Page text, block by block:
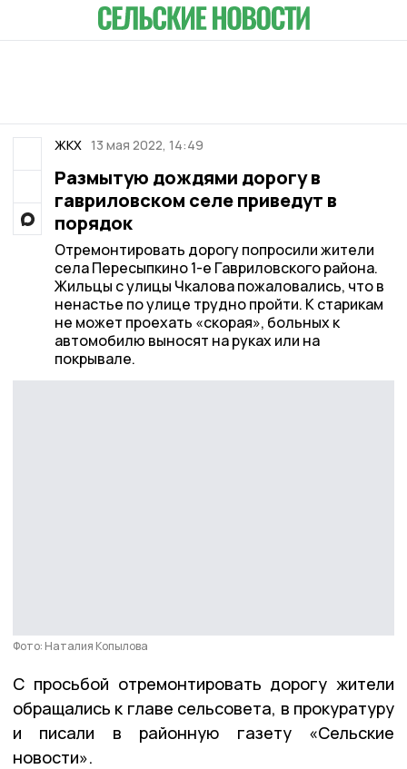
ЖКХ 13 мая 2022, 14:49
Размытую дождями дорогу в
гавриловском селе приведут в
порядок
Отремонтировать дорогу попросили жители
села Пересыпкино 1-е Гавриловского района.
Жильцы с улицы Чкалова пожаловались, что в
ненастье по улице трудно пройти. К старикам
не может проехать «скорая», больных к
автомобилю выносят на руках или на
покрывале.
Фото: Наталия Копылова
С просьбой отремонтировать дорогу жители
обращались к главе сельсовета, в прокуратуру
и писали в районную газету «Сельские
новости».